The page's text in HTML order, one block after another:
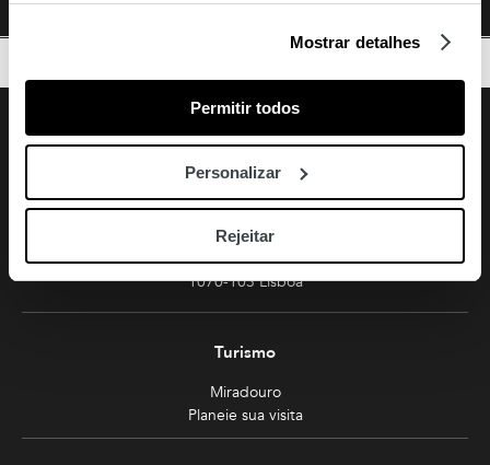
Mostrar detalhes
Permitir todos
Personalizar
Rejeitar
incorreções.
Siga-nos FacebookInstagram
Amoreiras
213 810 200 (chamada rede fixa nacional)
amoreiras-shopping@mundicenter.pt
Av. Eng. Duarte Pacheco
1070-103 Lisboa
Turismo
Miradouro
Planeie sua visita